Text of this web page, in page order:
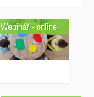
Webinář - online